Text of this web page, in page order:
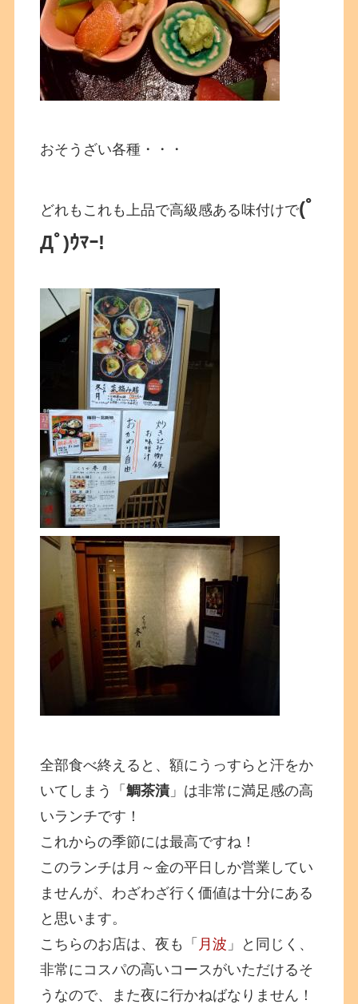
おそうざい各種・・・
どれもこれも上品で高級感ある味付けで(ﾟ
Дﾟ)ｳﾏｰ!
全部食べ終えると、額にうっすらと汗をか
いてしまう「鯛茶漬 」は非常に満足感の高
いランチです！
これからの季節には最高ですね！
このランチは月～金の平日しか営業してい
ませんが、わざわざ行く価値は十分にある
と思います。
こちらのお店は、夜も「 月波 」と同じく、
非常にコスパの高いコースがいただけるそ
うなので、また夜に行かねばなりません！